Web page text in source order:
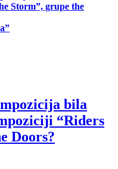
Storm”, grupe the
bila
“Riders
Doors?